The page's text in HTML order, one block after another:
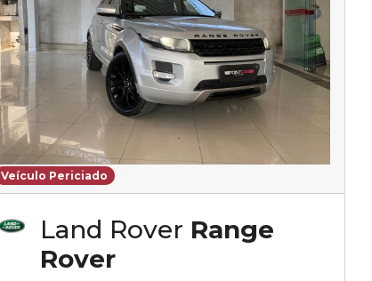
Veículo Periciado
Land Rover Range
Rover